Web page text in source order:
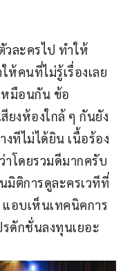
วละครไป ทำให้
ห้คนที่ไม่รู้เรื่องเลย
หมือนกัน ข้อ
ยงห้องใกล้ ๆ กันยัง
งทีไม่ได้ยิน เนื้อร้อง
าโดยรวมดีมากครับ
ติการดูละครเวทีที่
อบเห็นเทคนิคการ
รดักชั่นลงทุนเยอะ